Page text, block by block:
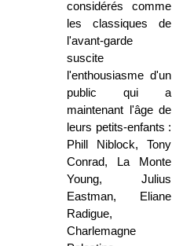
considérés comme
les classiques de
l'avant-garde
suscite
l'enthousiasme d'un
public qui a
maintenant l'âge de
leurs petits-enfants :
Phill Niblock, Tony
Conrad, La Monte
Young, Julius
Eastman, Eliane
Radigue,
Charlemagne